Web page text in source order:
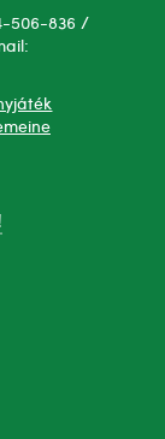
506-836 /